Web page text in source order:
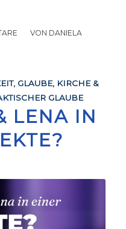
VON DANIELA
, GLAUBE, KIRCHE &
GLAUBE
LENA IN